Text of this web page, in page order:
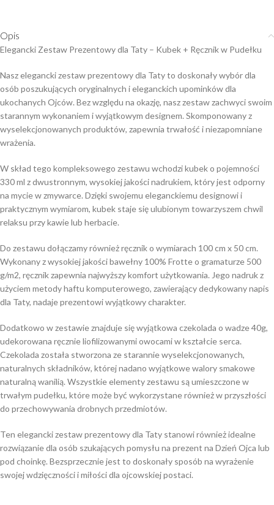
Opis
Elegancki Zestaw Prezentowy dla Taty – Kubek + Ręcznik w Pudełku
Nasz elegancki zestaw prezentowy dla Taty to doskonały wybór dla
osób poszukujących oryginalnych i eleganckich upominków dla
ukochanych Ojców. Bez względu na okazję, nasz zestaw zachwyci swoim
starannym wykonaniem i wyjątkowym designem. Skomponowany z
wyselekcjonowanych produktów, zapewnia trwałość i niezapomniane
wrażenia.
W skład tego kompleksowego zestawu wchodzi kubek o pojemności
330 ml z dwustronnym, wysokiej jakości nadrukiem, który jest odporny
na mycie w zmywarce. Dzięki swojemu eleganckiemu designowi i
praktycznym wymiarom, kubek staje się ulubionym towarzyszem chwil
relaksu przy kawie lub herbacie.
Do zestawu dołączamy również ręcznik o wymiarach 100 cm x 50 cm.
Wykonany z wysokiej jakości bawełny 100% Frotte o gramaturze 500
g/m2, ręcznik zapewnia najwyższy komfort użytkowania. Jego nadruk z
użyciem metody haftu komputerowego, zawierający dedykowany napis
dla Taty, nadaje prezentowi wyjątkowy charakter.
Dodatkowo w zestawie znajduje się wyjątkowa czekolada o wadze 40g,
udekorowana ręcznie liofilizowanymi owocami w kształcie serca.
Czekolada została stworzona ze starannie wyselekcjonowanych,
naturalnych składników, której nadano wyjątkowe walory smakowe
naturalną wanilią. Wszystkie elementy zestawu są umieszczone w
trwałym pudełku, które może być wykorzystane również w przyszłości
do przechowywania drobnych przedmiotów.
Ten elegancki zestaw prezentowy dla Taty stanowi również idealne
rozwiązanie dla osób szukających pomysłu na prezent na Dzień Ojca lub
pod choinkę. Bezsprzecznie jest to doskonały sposób na wyrażenie
swojej wdzięczności i miłości dla ojcowskiej postaci.